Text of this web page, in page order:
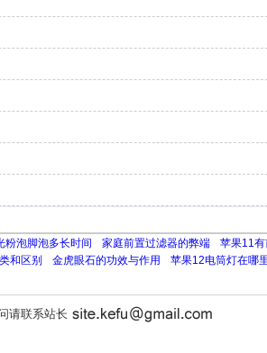
粉泡脚泡多长时间 家庭前置过滤器的弊端
苹果11
和区别 金虎眼石的功效与作用 苹果12电筒灯在哪
请联系站长